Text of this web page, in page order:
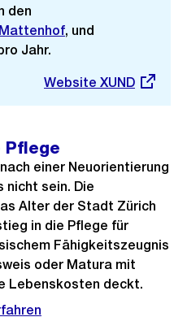
den
Mattenhof, und
Jahr.
Externer
Link:
Website XUND
Pflege
einer Neuorientierung
nicht sein. Die
Alter der Stadt Zürich
in die Pflege für
Fähigkeitszeugnis
oder Matura mit
Lebenskosten deckt.